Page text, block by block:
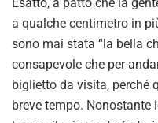
a qualche centimetro in
sono mai stata “la bella
consapevole che per
biglietto da visita, perché
breve tempo. Nonostante